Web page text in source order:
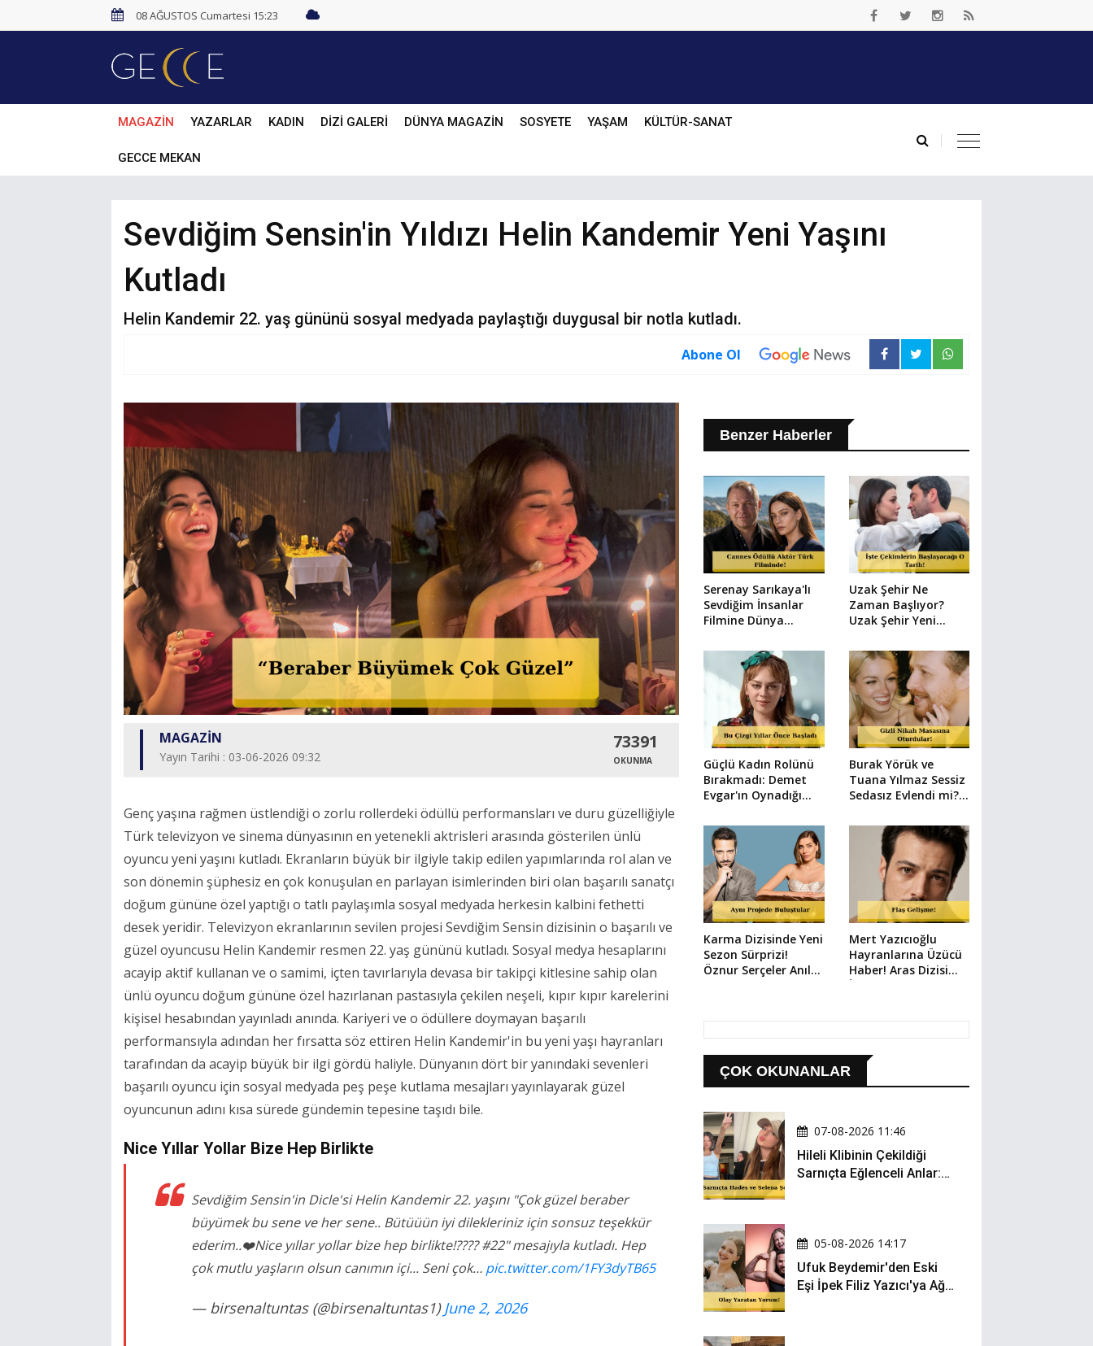
08 AĞUSTOS Cumartesi 15:23
MAGAZİN YAZARLAR KADIN DİZİ GALERİ DÜNYA MAGAZİN SOSYETE YAŞAM KÜLTÜR-SANAT
GECCE MEKAN
Sevdiğim Sensin'in Yıldızı Helin Kandemir Yeni Yaşını
Kutladı
Helin Kandemir 22. yaş gününü sosyal medyada paylaştığı duygusal bir notla kutladı.
Abone Ol
MAGAZİN
Yayın Tarihi : 03-06-2026 09:32
73391
OKUNMA
Genç yaşına rağmen üstlendiği o zorlu rollerdeki ödüllü performansları ve duru güzelliğiyle
Türk televizyon ve sinema dünyasının en yetenekli aktrisleri arasında gösterilen ünlü
oyuncu yeni yaşını kutladı. Ekranların büyük bir ilgiyle takip edilen yapımlarında rol alan ve
son dönemin şüphesiz en çok konuşulan en parlayan isimlerinden biri olan başarılı sanatçı
doğum gününe özel yaptığı o tatlı paylaşımla sosyal medyada herkesin kalbini fethetti
desek yeridir. Televizyon ekranlarının sevilen projesi Sevdiğim Sensin dizisinin o başarılı ve
güzel oyuncusu Helin Kandemir resmen 22. yaş gününü kutladı. Sosyal medya hesaplarını
acayip aktif kullanan ve o samimi, içten tavırlarıyla devasa bir takipçi kitlesine sahip olan
ünlü oyuncu doğum gününe özel hazırlanan pastasıyla çekilen neşeli, kıpır kıpır karelerini
kişisel hesabından yayınladı anında. Kariyeri ve o ödüllere doymayan başarılı
performansıyla adından her fırsatta söz ettiren Helin Kandemir'in bu yeni yaşı hayranları
tarafından da acayip büyük bir ilgi gördü haliyle. Dünyanın dört bir yanındaki sevenleri
başarılı oyuncu için sosyal medyada peş peşe kutlama mesajları yayınlayarak güzel
oyuncunun adını kısa sürede gündemin tepesine taşıdı bile.
Nice Yıllar Yollar Bize Hep Birlikte
Sevdiğim Sensin'in Dicle'si Helin Kandemir 22. yaşını "Çok güzel beraber
büyümek bu sene ve her sene.. Bütüüün iyi dilekleriniz için sonsuz teşekkür
ederim..❤️Nice yıllar yollar bize hep birlikte!???? #22" mesajıyla kutladı. Hep
çok mutlu yaşların olsun canımın içi... Seni çok… pic.twitter.com/1FY3dyTB65
— birsenaltuntas (@birsenaltuntas1)June 2, 2026
Benzer Haberler
Serenay Sarıkaya'lı
Sevdiğim İnsanlar
Filmine Dünya
Vlad Ivanov Kadroda!
Uzak Şehir Ne
Zaman Başlıyor?
Uzak Şehir Yeni
Oldu mu?
Güçlü Kadın Rolünü
Bırakmadı: Demet
Evgar'ın Oynadığı
Çeken Detay
Burak Yörük ve
Tuana Yılmaz Sessiz
Sedasız Evlendi mi?
Yakalandı!
Karma Dizisinde Yeni
Sezon Sürprizi!
Öznur Serçeler Anıl
Mert Yazıcıoğlu
Hayranlarına Üzücü
Haber! Aras Dizisi
İlkbahara Ertelendi
ÇOK OKUNANLAR
07-08-2026 11:46
Hileli Klibinin Çekildiği
Sarnıçta Eğlenceli Anlar:
05-08-2026 14:17
Ufuk Beydemir'den Eski
Eşi İpek Filiz Yazıcı'ya Ağır